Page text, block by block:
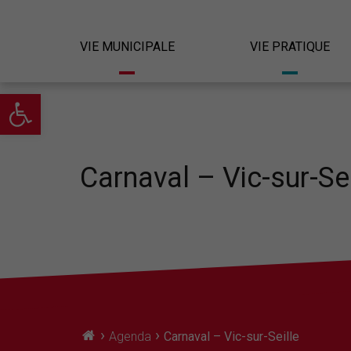
Ouvrir la barre d’outils
VIE MUNICIPALE VIE PRATIQUE
Carnaval – Vic-sur-
› Agenda › Carnaval – Vic-sur-Seille